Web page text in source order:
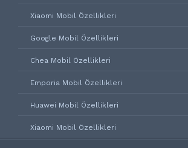
Xiaomi Mobil Özellikleri
Google Mobil Özellikleri
Chea Mobil Özellikleri
Emporia Mobil Özellikleri
Huawei Mobil Özellikleri
Xiaomi Mobil Özellikleri